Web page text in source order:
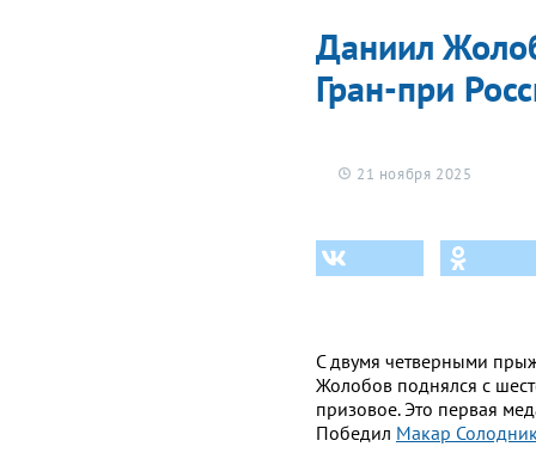
Даниил
Гран-при
21 ноября 2025
С двумя четверными
Жолобов поднялся с
призовое. Это первая
Победил Макар